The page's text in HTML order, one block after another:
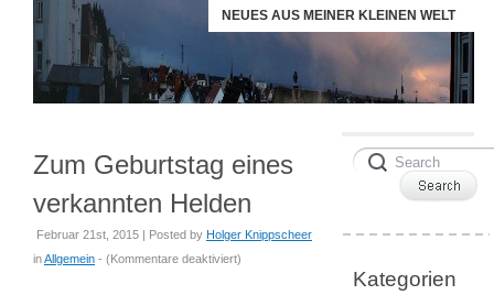
NEUES AUS MEINER KLEINEN WELT
Zum Geburtstag eines
verkannten Helden
Februar 21st, 2015 | Posted by Holger Knippscheer
inAllgemein - (Kommentare deaktiviertfür
)
Kategorien